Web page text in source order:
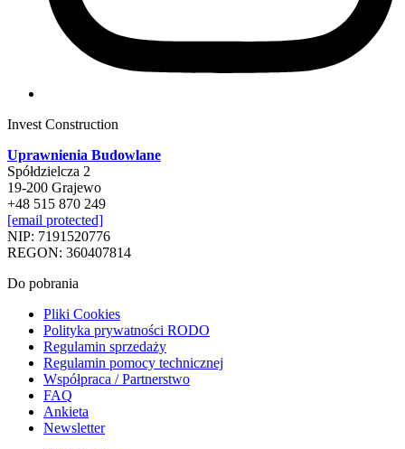
Invest Construction
Uprawnienia Budowlane
Spółdzielcza 2
19-200 Grajewo
+48 515 870 249
[email protected]
NIP: 7191520776
REGON: 360407814
Do pobrania
Pliki Cookies
Polityka prywatności RODO
Regulamin sprzedaży
Regulamin pomocy technicznej
Współpraca / Partnerstwo
FAQ
Ankieta
Newsletter